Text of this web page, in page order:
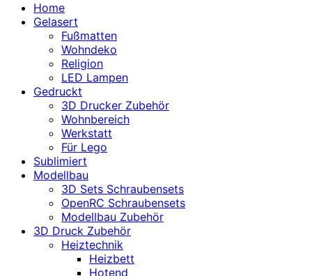
Home
Gelasert
Fußmatten
Wohndeko
Religion
LED Lampen
Gedruckt
3D Drucker Zubehör
Wohnbereich
Werkstatt
Für Lego
Sublimiert
Modellbau
3D Sets Schraubensets
OpenRC Schraubensets
Modellbau Zubehör
3D Druck Zubehör
Heiztechnik
Heizbett
Hotend